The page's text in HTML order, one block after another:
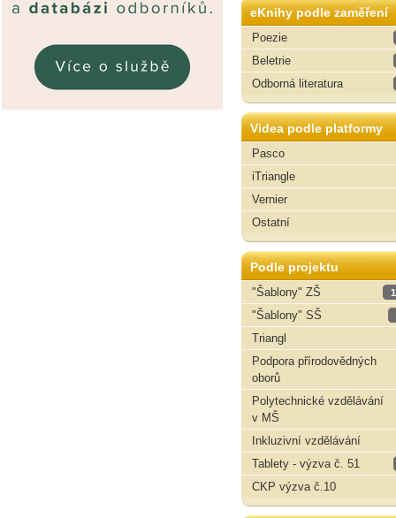
eKnihy podle zaměření
Poezie
Beletrie
Odborná literatura
Videa podle platformy
Pasco
iTriangle
Vernier
Ostatní
Podle projektu
"Šablony" ZŠ
"Šablony" SŠ
Triangl
Podpora přírodovědných
oborů
Polytechnické vzdělávání
v MŠ
Inkluzivní vzdělávání
Tablety - výzva č. 51
CKP výzva č.10